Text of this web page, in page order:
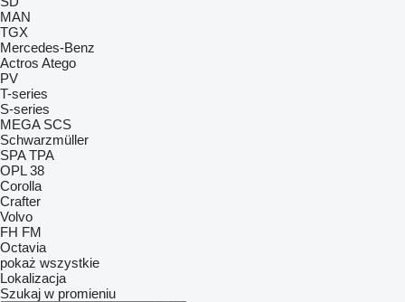
MAN
TGX
Mercedes-Benz
Actros Atego
PV
T-series
S-series
MEGA SCS
Schwarzmüller
SPA TPA
OPL 38
Corolla
Crafter
Volvo
FH FM
Octavia
pokaż wszystkie
Lokalizacja
Szukaj w promieniu